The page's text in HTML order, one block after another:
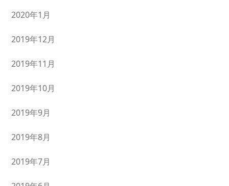
2020年1月
2019年12月
2019年11月
2019年10月
2019年9月
2019年8月
2019年7月